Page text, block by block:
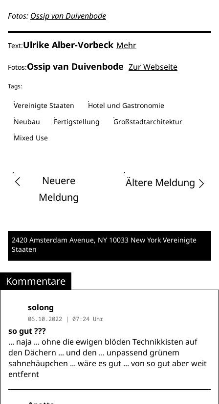
Fotos: Ossip van Duivenbode
Text:Ulrike Alber-Vorbeck Mehr
Fotos:Ossip van Duivenbode Zur Webseite
Tags:
Vereinigte Staaten
Hotel und Gastronomie
Neubau
Fertigstellung
Großstadtarchitektur
Mixed Use
Neuere
Meldung
Ältere Meldung
2420 Amsterdam Avenue, NY 10033 New York Vereinigte
Staaten
Kommentare
solong
06.10.2022 | 07:24 Uhr
so gut ???
... naja ... ohne die ewigen blöden Technikkisten auf
den Dächern ... und den ... unpassend grünem
sahnehäupchen ... wäre es gut ... von so gut aber weit
entfernt